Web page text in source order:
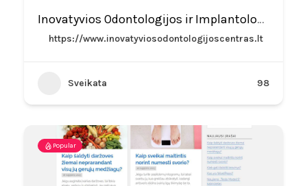
Inovatyvios Odontologijos ir Implantologijos Centras
https://www.inovatyviosodontologijoscentras.lt
Sveikata 98
Popular